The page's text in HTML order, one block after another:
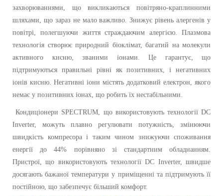
захворюваннями, що викликаються повітряно-краплинними
шляхами, що зараз не мало важливо. Знижує рівень алергенів у
повітрі, полегшуючи життя страждаючим алергією. Плазмова
технологія створює природний біоклімат, багатий на молекули
активного кисню, званими іонами. Це гарантує, що
підтримуються правильні рівні як позитивних, і негативних
іонів кисню. Негативні іони містять додатковий електрон, якого
немає у позитивних іонах, що робить їх нестабільними.
Кондиціонери SPECTRUM, що використовують технології DC
Inverter, можуть плавно регулювати потужність, змінюючи
швидкість компресора і таким чином знижуючи споживання
енергії до 44% порівняно зі стандартним обладнанням.
Пристрої, що використовують технології DC Inverter, швидше
досягають бажаної температури у приміщенні та підтримують її
постійною, що забезпечує більший комфорт.